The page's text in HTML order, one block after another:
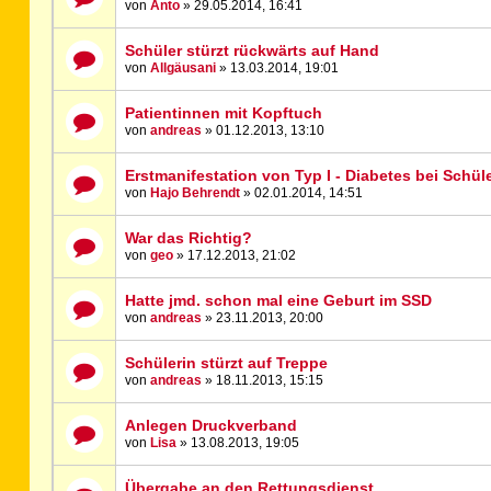
vonAnto » 29.05.2014, 16:41
Schüler stürzt rückwärts auf Hand
vonAllgäusani » 13.03.2014, 19:01
Patientinnen mit Kopftuch
vonandreas » 01.12.2013, 13:10
Erstmanifestation von Typ I - Diabetes bei
von Hajo Behrendt » 02.01.2014, 14:51
War das Richtig?
vongeo » 17.12.2013, 21:02
Hatte jmd. schon mal eine Geburt im SSD
vonandreas » 23.11.2013, 20:00
Schülerin stürzt auf Treppe
vonandreas » 18.11.2013, 15:15
Anlegen Druckverband
von Lisa » 13.08.2013, 19:05